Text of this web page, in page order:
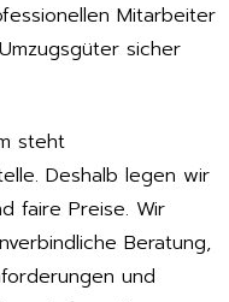
Mitarbeiter
sicher
steht
Deshalb legen wir
faire Preise. Wir
Beratung,
und